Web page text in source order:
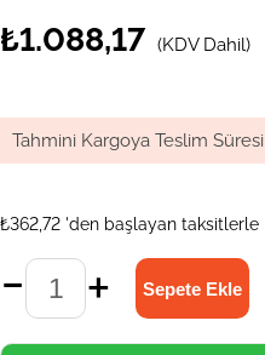
₺1.088,17 (KDV Dahil)
Tahmini Kargoya Teslim Süresi
₺362,72 'den başlayan taksitlerle